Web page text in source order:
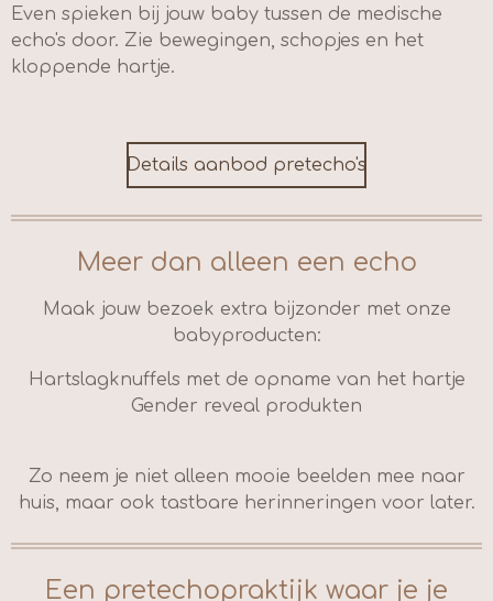
Even spieken bij jouw baby tussen de medische
echo's door. Zie bewegingen, schopjes en het
kloppende hartje.
Details aanbod pretecho's
Meer dan alleen een echo
Maak jouw bezoek extra bijzonder met onze
babyproducten:
Hartslagknuffels met de opname van het hartje
Gender reveal produkten
Zo neem je niet alleen mooie beelden mee naar
huis, maar ook tastbare herinneringen voor later.
Een pretechopraktijk waar je je